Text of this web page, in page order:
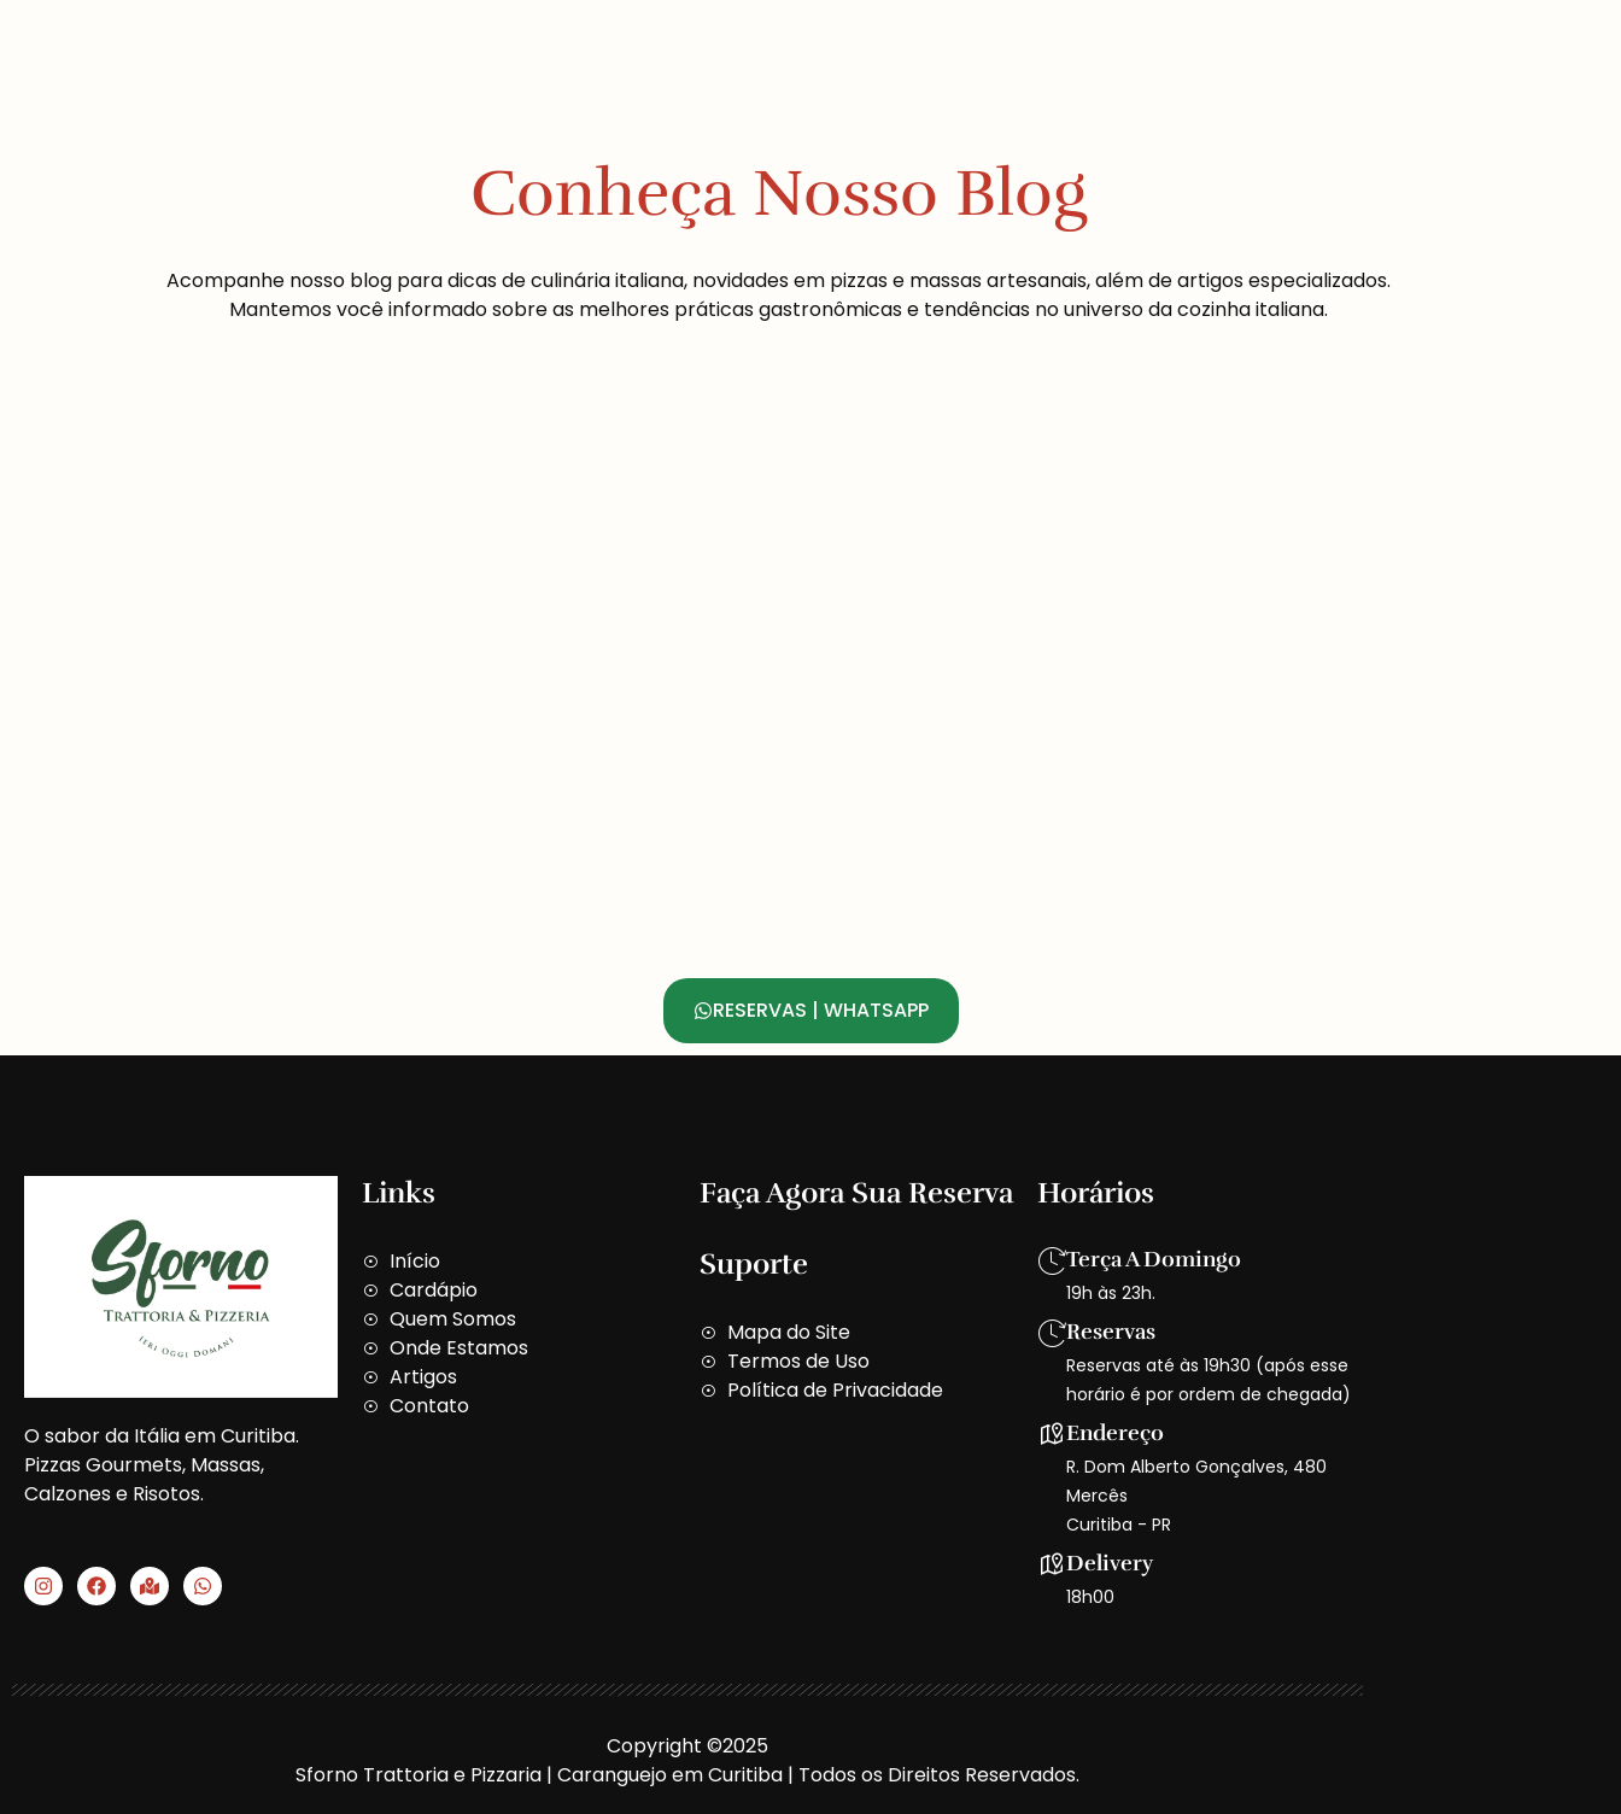
Conheça Nosso Blog
Acompanhe nosso blog para dicas de culinária italiana, novidades em pizzas e massas artesanais, além de artigos especializados.
Mantemos você informado sobre as melhores práticas gastronômicas e tendências no universo da cozinha italiana.
RESERVAS | WHATSAPP
O sabor da Itália em Curitiba.
Pizzas Gourmets, Massas,
Calzones e Risotos.
I
n
s
r
F
a
c
o
M
a
p
r
W
h
a
p
Links
Início
Cardápio
Quem Somos
Onde Estamos
Artigos
Contato
Faça Agora Sua Reserva
Suporte
Mapa do Site
Termos de Uso
Política de Privacidade
Horários
Terça A Domingo
19h às 23h.
Reservas
Reservas até às 19h30 (após esse
horário é por ordem de chegada)
Endereço
R. Dom Alberto Gonçalves, 480
Mercês
Curitiba - PR
Delivery
18h00
Copyright ©2025
Sforno Trattoria e Pizzaria | Caranguejo em Curitiba | Todos os Direitos Reservados.